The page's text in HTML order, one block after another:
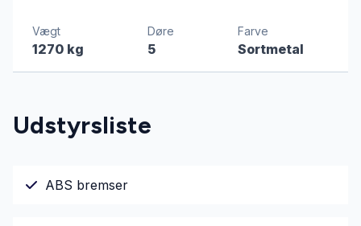
Vægt
1270 kg
Døre
5
Farve
Sortmetal
Udstyrsliste
ABS bremser